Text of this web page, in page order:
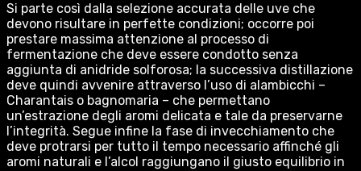
Si parte così dalla selezione accurata delle uve che
devono risultare in perfette condizioni; occorre poi
prestare massima attenzione al processo di
fermentazione che deve essere condotto senza
aggiunta di anidride solforosa; la successiva distillazione
deve quindi avvenire attraverso l’uso di alambicchi –
Charantais o bagnomaria – che permettano
un’estrazione degli aromi delicata e tale da preservarne
l’integrità. Segue infine la fase di invecchiamento che
deve protrarsi per tutto il tempo necessario affinché gli
aromi naturali e l’alcol raggiungano il giusto equilibrio in